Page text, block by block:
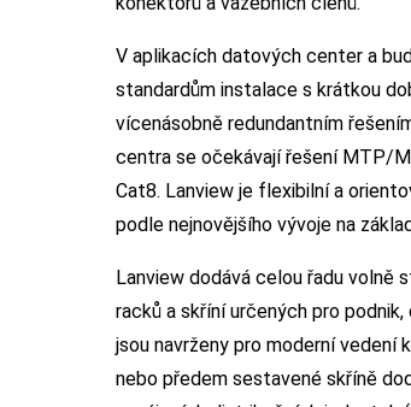
V aplikacích datových center a
standardům instalace s krátkou
vícenásobně redundantním
centra se očekávají řešení MTP/
Cat8. Lanview je flexibilní a
podle nejnovějšího vývoje na
Lanview dodává celou řadu volně
racků a skříní určených pro
jsou navrženy pro moderní
nebo předem sestavené skříně